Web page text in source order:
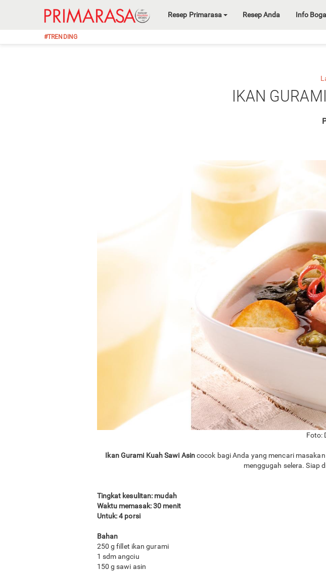
Resep Primarasa Resep Anda Info Boga
#TRENDING
IKAN
Foto:
Ikan Gurami Kuah Sawi Asincocok bagi Anda yang mencari
menggugah selera. Siap
Tingkat kesulitan: mudah
Waktu memasak: 30 menit
Untuk: 4 porsi
Bahan
250 g fillet ikan gurami
1 sdm angciu
150 g sawi asin